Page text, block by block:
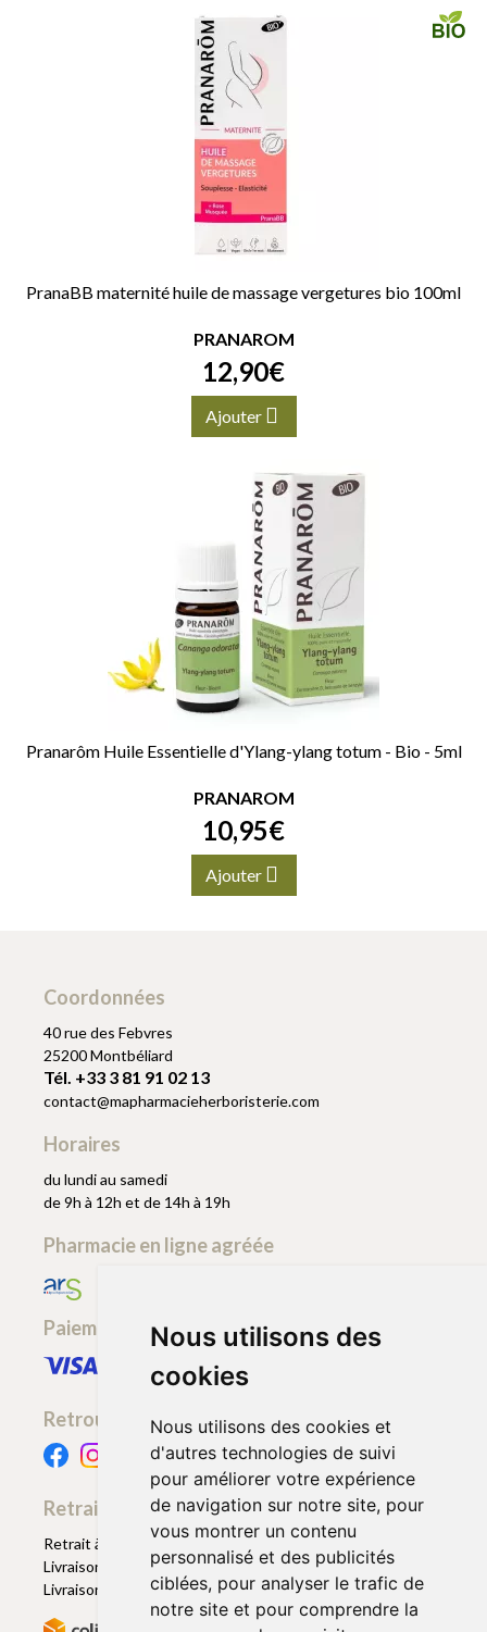
Nous utilisons des
cookies
Nous utilisons des cookies et
d'autres technologies de suivi
pour améliorer votre expérience
de navigation sur notre site, pour
vous montrer un contenu
personnalisé et des publicités
ciblées, pour analyser le trafic de
notre site et pour comprendre la
PranaBB maternité huile de massage vergetures bio 100ml
PRANAROM
12,90€
Ajouter
Pranarôm Huile Essentielle d'Ylang-ylang totum - Bio - 5ml
PRANAROM
10,95€
Ajouter
Coordonnées
40 rue des Febvres
25200 Montbéliard
Tél. +33 3 81 91 02 13
contact@mapharmacieherboristerie.com
Horaires
du lundi au samedi
de 9h à 12h et de 14h à 19h
Pharmacie en ligne agréée
Paiement sécurisé
Retrouvez-nous
Retrait - Livraison
Retrait à la pharmacie - Click & Collect
Livraison en Point Relais
Livraison à domicile